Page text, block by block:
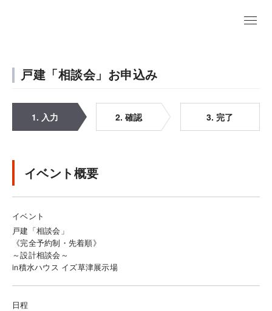
戸建「相談会」お申込み
1. 入力 2. 確認 3. 完了
イベント概要
イベント
戸建「相談会」
《完全予約制・先着順》
～設計相談会～
in積水ハウス イズ草津展示場
日程